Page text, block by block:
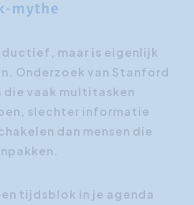
mythe
maar is eigenlijk
Onderzoek van Stanford
die vaak multitasken
slechter informatie
dan mensen die
tijdsblok in je agenda